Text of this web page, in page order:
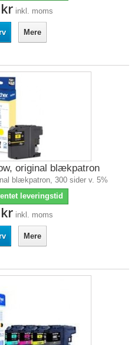
inkl. moms
Mere
original blækpatron
blækpatron, 300 sider v. 5%
leveringstid
inkl. moms
Mere